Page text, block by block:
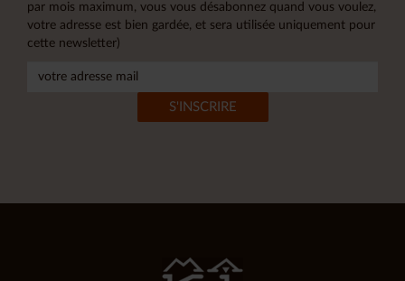
par mois maximum, vous vous désabonnez quand vous voulez,
votre adresse est bien gardée, et sera utilisée uniquement pour
cette newsletter)